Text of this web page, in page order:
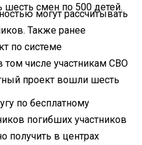
шесть смен по 500 детей.
могут рассчитывать
Также ранее
по системе
том числе участникам СВО
проект вошли шесть
по бесплатному
погибших участников
в центрах